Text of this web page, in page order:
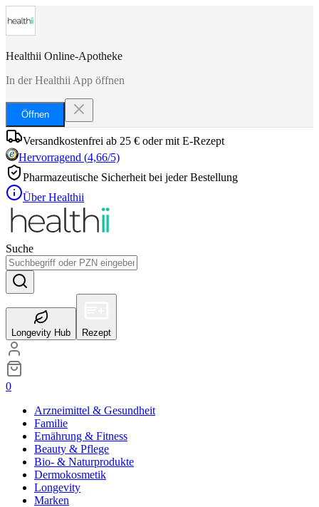
Healthii Online-Apotheke
In der Healthii App öffnen
Öffnen
Versandkostenfrei ab 25 € oder mit E-Rezept
Hervorragend (4,66/5)
Pharmazeutische Sicherheit bei jeder Bestellung
Über Healthii
Suche
Longevity Hub Rezept
0
Arzneimittel & Gesundheit
Familie
Ernährung & Fitness
Beauty & Pflege
Bio- & Naturprodukte
Dermokosmetik
Longevity
Marken